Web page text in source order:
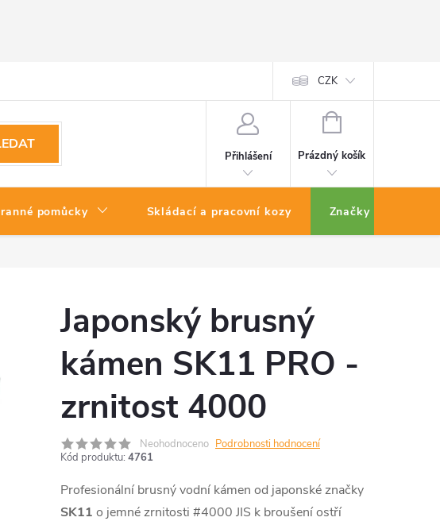
CZK
Přihlášení
NÁKUPNÍ
Prázdný košík
pomůcky Skládací a pracovní kozy Značky
Japonský brusný
kámen SK11 PRO -
zrnitost 4000
Neohodnoceno Podrobnosti hodnocení
Kód produktu: 4761
Profesionální brusný vodní kámen od japonské značky
SK11 o jemné zrnitosti #4000 JIS k broušení ostří